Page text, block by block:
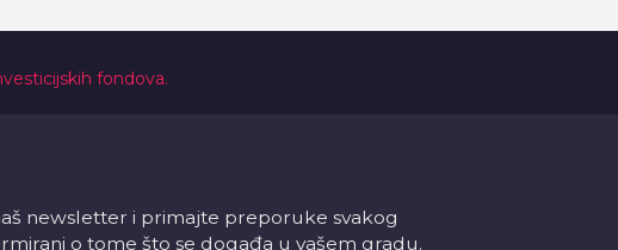
fondova.
newsletter i primajte preporuke svakog
o tome što se događa u vašem gradu.